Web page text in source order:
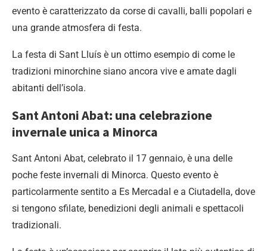
evento è caratterizzato da corse di cavalli, balli popolari e
una grande atmosfera di festa.
La festa di Sant Lluís è un ottimo esempio di come le
tradizioni minorchine siano ancora vive e amate dagli
abitanti dell’isola.
Sant Antoni Abat: una celebrazione
invernale unica a Minorca
Sant Antoni Abat, celebrato il 17 gennaio, è una delle
poche feste invernali di Minorca. Questo evento è
particolarmente sentito a Es Mercadal e a Ciutadella, dove
si tengono sfilate, benedizioni degli animali e spettacoli
tradizionali.